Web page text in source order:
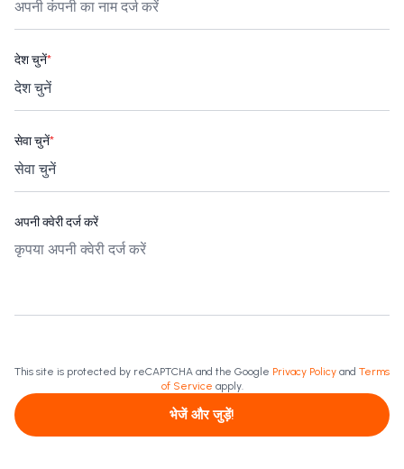
देश चुनें*
सेवा चुनें*
अपनी क्वेरी दर्ज करें
This site is protected by reCAPTCHA and the Google Privacy Policy and Terms
of Service apply.
भेजें और जुड़ें!